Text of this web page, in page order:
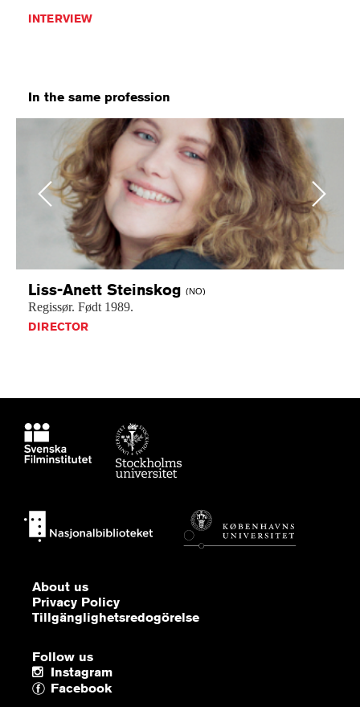
INTERVIEW
In the same profession
Previous
Liss-Anett Steinskog (NO)
Regissør. Født 1989.
DIRECTOR
Next
About us
Privacy Policy
Tillgänglighetsredogörelse
Follow us
Instagram
Facebook